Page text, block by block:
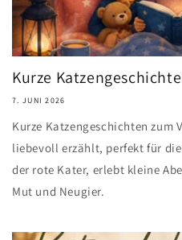
Kurze
7. JUNI 2026
Kurze Katzengeschichten zum
liebevoll erzählt, perfekt für
der rote Kater, erlebt kleine
Mut und Neugier.